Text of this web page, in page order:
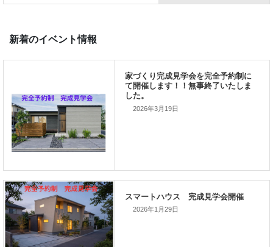
前の記事
家づくりこぼれ話！
家づくりこぼれ話！
2026年3月19日
2026年1月29日